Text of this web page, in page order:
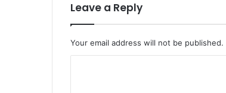
Leave a Reply
Your email address will not be published.